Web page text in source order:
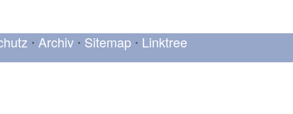
• Archiv • Sitemap • Linktree